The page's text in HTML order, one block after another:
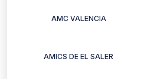
AMC VALENCIA
AMICS DE EL SALER